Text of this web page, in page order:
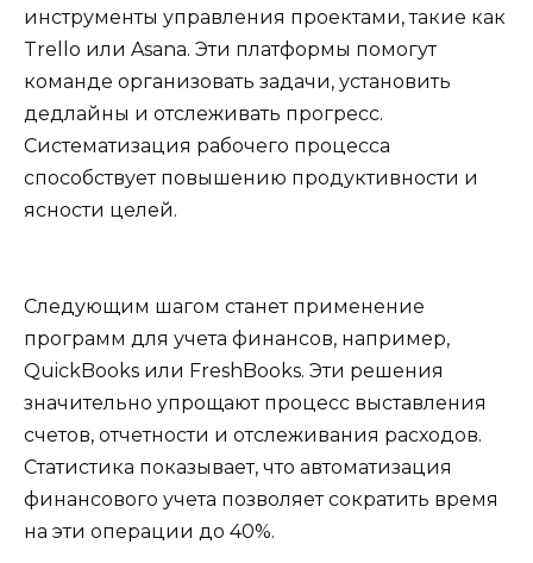
инструменты управления проектами, такие как
Trello или Asana. Эти платформы помогут
команде организовать задачи, установить
дедлайны и отслеживать прогресс.
Систематизация рабочего процесса
способствует повышению продуктивности и
ясности целей.
Следующим шагом станет применение
программ для учета финансов, например,
QuickBooks или FreshBooks. Эти решения
значительно упрощают процесс выставления
счетов, отчетности и отслеживания расходов.
Статистика показывает, что автоматизация
финансового учета позволяет сократить время
на эти операции до 40%.